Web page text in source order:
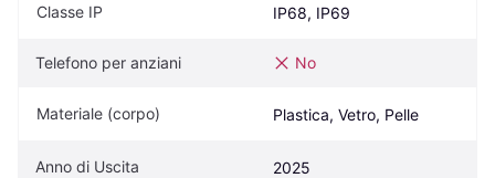
Classe IP IP68, IP69
Telefono per anziani No
Materiale (corpo) Plastica, Vetro, Pelle
Anno di Uscita 2025